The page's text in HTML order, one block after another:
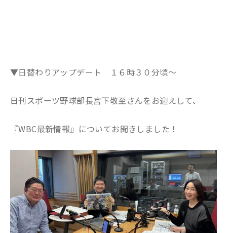
▼日替わりアップデート １６時３０分頃～
日刊スポーツ野球部長宮下敬至さんをお迎えして、
『WBC最新情報』についてお聞きしました！